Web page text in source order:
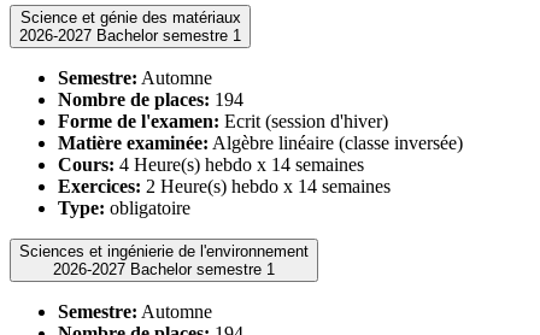
Science et génie des matériaux
2026-2027 Bachelor semestre 1
Semestre: Automne
Nombre de places: 194
Forme de l'examen: Ecrit (session d'hiver)
Matière examinée: Algèbre linéaire (classe inversée)
Cours: 4 Heure(s) hebdo x 14 semaines
Exercices: 2 Heure(s) hebdo x 14 semaines
Type: obligatoire
Sciences et ingénierie de l'environnement
2026-2027 Bachelor semestre 1
Semestre: Automne